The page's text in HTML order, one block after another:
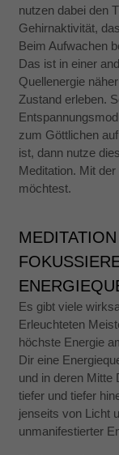
nutzen dabei den
Gehirnaktivität,
Beim Aufwachen
Das ist in einer
Quellenergie
Zustand erleben.
zum Göttlichen
ist, dann nutze
Meditation. Mit
möchtest.
Es gibt viele
Erleuchteten
höchste Energie
Dir eine
und in deren Mitte
tiefer und tiefer
jenseits von Licht
unmanifestierter